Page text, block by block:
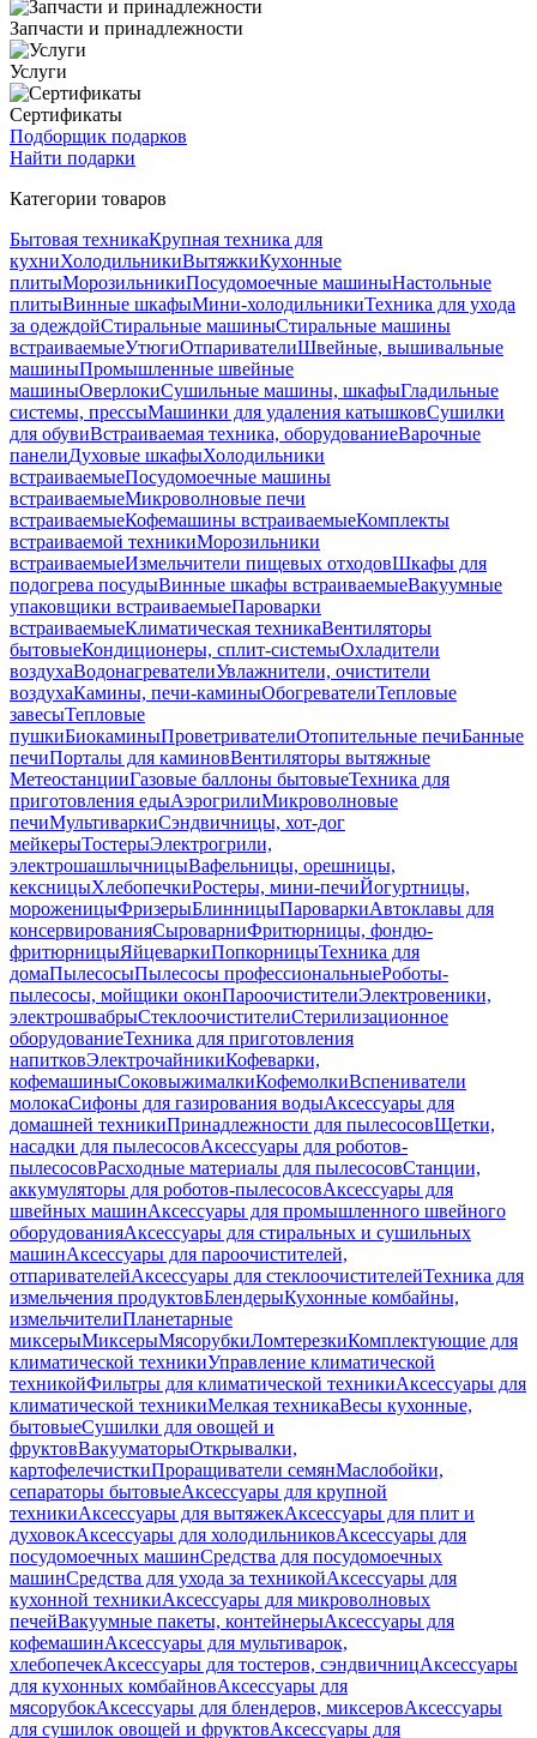
Запчасти и принадлежности
Услуги
Сертификаты
Подборщик подарков
Найти подарки
Категории товаров
Бытовая техникаКрупная техника для
кухниХолодильникиВытяжкиКухонные
плитыМорозильникиПосудомоечные машиныНастольные
плитыВинные шкафыМини-холодильникиТехника для ухода
за одеждойСтиральные машиныСтиральные машины
встраиваемыеУтюгиОтпаривателиШвейные, вышивальные
машиныПромышленные швейные
машиныОверлокиСушильные машины, шкафыГладильные
системы, прессыМашинки для удаления катышковСушилки
для обувиВстраиваемая техника, оборудованиеВарочные
панелиДуховые шкафыХолодильники
встраиваемыеПосудомоечные машины
встраиваемыеМикроволновые печи
встраиваемыеКофемашины встраиваемыеКомплекты
встраиваемой техникиМорозильники
встраиваемыеИзмельчители пищевых отходовШкафы для
подогрева посудыВинные шкафы встраиваемыеВакуумные
упаковщики встраиваемыеПароварки
встраиваемыеКлиматическая техникаВентиляторы
бытовыеКондиционеры, сплит-системыОхладители
воздухаВодонагревателиУвлажнители, очистители
воздухаКамины, печи-каминыОбогревателиТепловые
завесыТепловые
пушкиБиокаминыПроветривателиОтопительные печиБанные
печиПорталы для каминовВентиляторы вытяжные
МетеостанцииГазовые баллоны бытовыеТехника для
приготовления едыАэрогрилиМикроволновые
печиМультиваркиСэндвичницы, хот-дог
мейкерыТостерыЭлектрогрили,
электрошашлычницыВафельницы, орешницы,
кексницыХлебопечкиРостеры, мини-печиЙогуртницы,
мороженицыФризерыБлинницыПароваркиАвтоклавы для
консервированияСыроварниФритюрницы, фондю-
фритюрницыЯйцеваркиПопкорницыТехника для
домаПылесосыПылесосы профессиональныеРоботы-
пылесосы, мойщики оконПароочистителиЭлектровеники,
электрошвабрыСтеклоочистителиСтерилизационное
оборудованиеТехника для приготовления
напитковЭлектрочайникиКофеварки,
кофемашиныСоковыжималкиКофемолкиВспениватели
молокаСифоны для газирования водыАксессуары для
домашней техникиПринадлежности для пылесосовЩетки,
насадки для пылесосовАксессуары для роботов-
пылесосовРасходные материалы для пылесосовСтанции,
аккумуляторы для роботов-пылесосовАксессуары для
швейных машинАксессуары для промышленного швейного
оборудованияАксессуары для стиральных и сушильных
машинАксессуары для пароочистителей,
отпаривателейАксессуары для стеклоочистителейТехника для
измельчения продуктовБлендерыКухонные комбайны,
измельчителиПланетарные
миксерыМиксерыМясорубкиЛомтерезкиКомплектующие для
климатической техникиУправление климатической
техникойФильтры для климатической техникиАксессуары для
климатической техникиМелкая техникаВесы кухонные,
бытовыеСушилки для овощей и
фруктовВакууматорыОткрывалки,
картофелечисткиПроращиватели семянМаслобойки,
сепараторы бытовыеАксессуары для крупной
техникиАксессуары для вытяжекАксессуары для плит и
духовокАксессуары для холодильниковАксессуары для
посудомоечных машинСредства для посудомоечных
машинСредства для ухода за техникойАксессуары для
кухонной техникиАксессуары для микроволновых
печейВакуумные пакеты, контейнерыАксессуары для
кофемашинАксессуары для мультиварок,
хлебопечекАксессуары для тостеров, сэндвичницАксессуары
для кухонных комбайновАксессуары для
мясорубокАксессуары для блендеров, миксеровАксессуары
для сушилок овощей и фруктовАксессуары для